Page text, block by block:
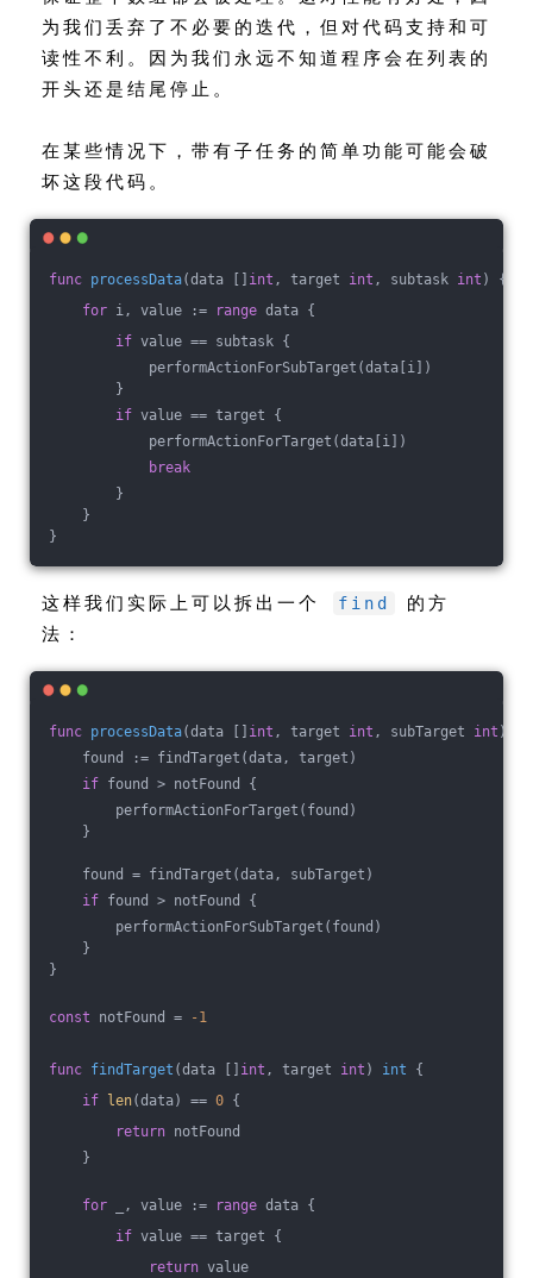
为我们丢弃了不必要的迭代，但对代码支持和可
读性不利。因为我们永远不知道程序会在列表的
开头还是结尾停止。
在某些情况下，带有子任务的简单功能可能会破
坏这段代码。
func processData(data [] int , target int , subtask int )
{
for i, value := range data {
if value == subtask {
performActionForSubTarget(data[i])
}
if value == target {
performActionForTarget(data[i])
break
}
}
}
这样我们实际上可以拆出一个 find
的方
法：
func processData(data [] int , target int , subTarget int )
found := findTarget(data, target)
if found > notFound {
performActionForTarget(found)
}
found = findTarget(data, subTarget)
if found > notFound {
performActionForSubTarget(found)
}
}
const notFound = -1
func findTarget (data [] int , target int ) int {
if
len(data) == 0 {
return notFound
}
for _, value := range data {
if value == target {
return value